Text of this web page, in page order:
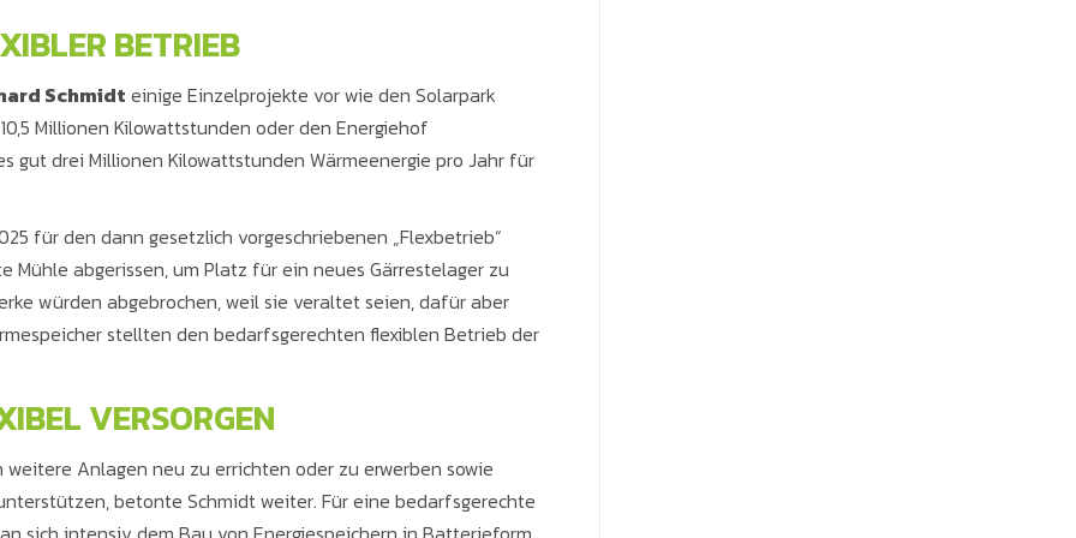
BETRIEB
Schmidt einige Einzelprojekte vor wie den Solarpark
Millionen Kilowattstunden oder den Energiehof
gut drei Millionen Kilowattstunden Wärmeenergie pro Jahr für
für den dann gesetzlich vorgeschriebenen „Flexbetrieb“
abgerissen, um Platz für ein neues Gärrestelager zu
würden abgebrochen, weil sie veraltet seien, dafür aber
stellten den bedarfsgerechten flexiblen Betrieb der
VERSORGEN
Anlagen neu zu errichten oder zu erwerben sowie
betonte Schmidt weiter. Für eine bedarfsgerechte